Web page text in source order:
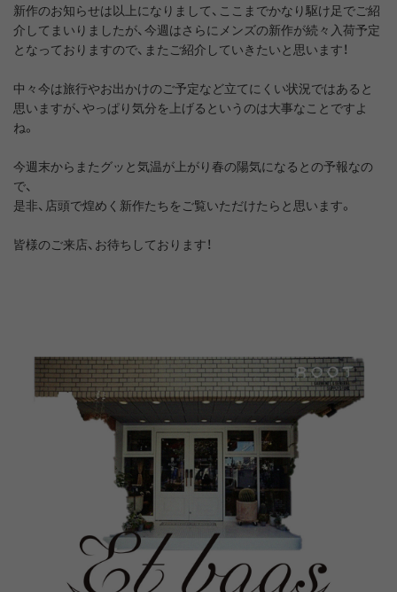
新作のお知らせは以上になりまして、ここまでかなり駆け足でご紹
介してまいりましたが、今週はさらにメンズの新作が続々入荷予定
となっておりますので、またご紹介していきたいと思います！
中々今は旅行やお出かけのご予定など立てにくい状況ではあると
思いますが、やっぱり気分を上げるというのは大事なことですよ
ね。
今週末からまたグッと気温が上がり春の陽気になるとの予報なの
で、
是非、店頭で煌めく新作たちをご覧いただけたらと思います。
皆様のご来店、お待ちしております！